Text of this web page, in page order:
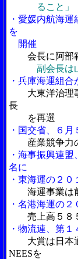
ること」
・愛媛内航海
を
開催
会長に阿部
副会長は
・兵庫海運組
大東洋治理
長
を再選
・国交省、６
産業競争力
・海事振興連
名に
・東海運の２
海運事業は
・名港海運の
売上高５８
・物流連、第
大賞は日本
NEESを